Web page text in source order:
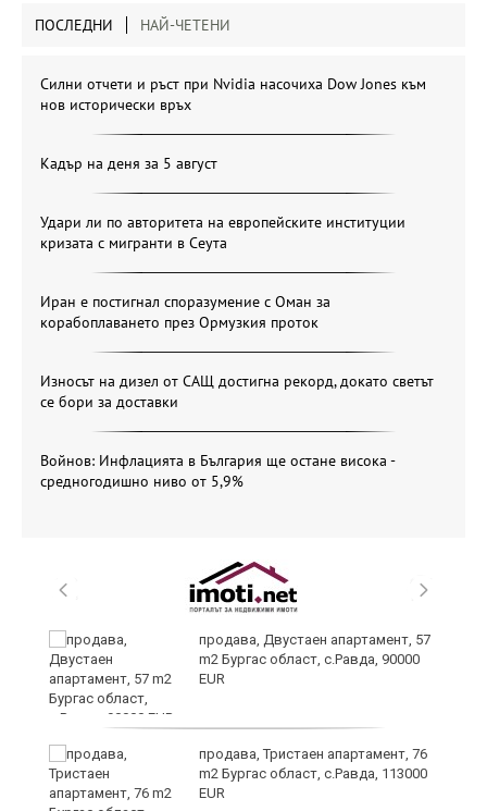
ПОСЛЕДНИ НАЙ-ЧЕТЕНИ
Силни отчети и ръст при Nvidia насочиха Dow Jones към
нов исторически връх
Кадър на деня за 5 август
Удари ли по авторитета на европейските институции
кризата с мигранти в Сеута
Иран е постигнал споразумение с Оман за
корабоплаването през Ормузкия проток
Износът на дизел от САЩ достигна рекорд, докато светът
се бори за доставки
Войнов: Инфлацията в България ще остане висока -
средногодишно ниво от 5,9%
продава, Двустаен апартамент, 57
m2 Бургас област, с.Равда, 90000
EUR
продава, Тристаен апартамент, 76
m2 Бургас област, с.Равда, 113000
EUR